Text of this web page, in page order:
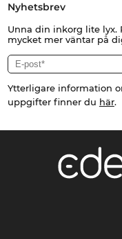
Nyhetsbrev
Unna din inkorg lite lyx.
mycket mer väntar på
Ytterligare information
uppgifter finner du här.